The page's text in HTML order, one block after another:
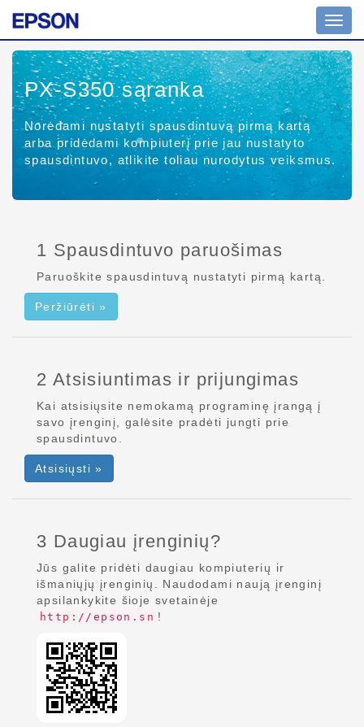
PX-S350sąranka
Norėdami nustatyti spausdintuvą pirmą kartą
arba pridėdami kompiuterį prie jau nustatyto
spausdintuvo, atlikite toliau nurodytus veiksmus.
1 Spausdintuvo paruošimas
Paruoškite spausdintuvą nustatyti pirmą kartą.
Peržiūrėti »
2 Atsisiuntimas ir prijungimas
Kai atsisiųsite nemokamą programinę įrangą į
savo įrenginį, galėsite pradėti jungti prie
spausdintuvo.
Atsisiųsti »
3 Daugiau įrenginių?
Jūs galite pridėti daugiau kompiuterių ir
išmaniųjų įrenginių. Naudodami naują įrenginį
apsilankykite šioje svetainėje
http://epson.sn !